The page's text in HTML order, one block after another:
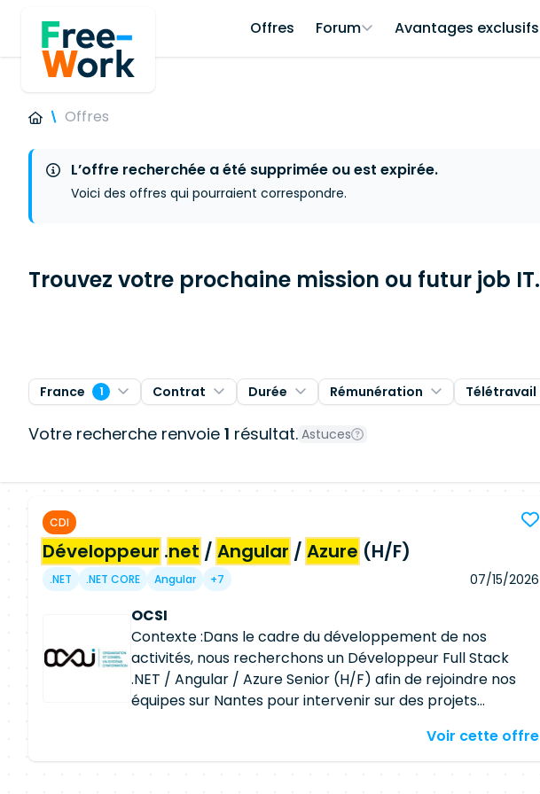
Offres Forum Avantages exclusifs
Offres
L’offre recherchée a été supprimée ou est expirée.
Voici des offres qui pourraient correspondre.
Trouvez votre prochaine mission ou futur job IT.
France 1 Contrat Durée Rémunération Télétravail
Votre recherche renvoie 1 résultat. Astuces
CDI
Développeur .net / Angular / Azure (H/F)
.NET .NET CORE Angular +7 07/15/2026
OCSI
Contexte :Dans le cadre du développement de nos
activités, nous recherchons un Développeur Full Stack
.NET / Angular / Azure Senior (H/F) afin de rejoindre nos
équipes sur Nantes pour intervenir sur des projets
environnement technique moderne et participerez à la
Voir cette offre